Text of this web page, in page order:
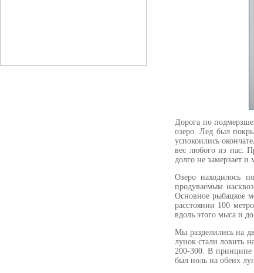
Дорога по
озеро. Лед был
успокоились
вес любого из нас.
долго не замерзает
Озеро находилось
продуваемым
Основное рыбацкое
расстоянии 100
вдоль этого мыса и
Мы разделились на
лунок стали ловить
200-300. В принципе
был ноль на обеих